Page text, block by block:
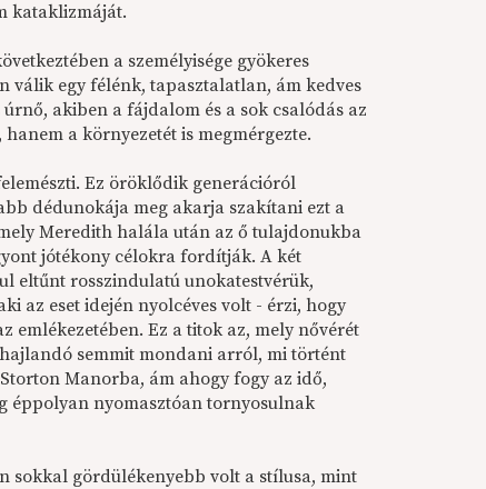
kataklizmáját.
a személyisége gyökeres
válik egy félénk, tapasztalatlan, ám kedves
akiben a fájdalom és a sok csalódás az
a környezetét is megmérgezte.
Ez öröklődik generációról
dédunokája meg akarja szakítani ezt a
Meredith halála után az ő tulajdonukba
jótékony célokra fordítják. A két
eltűnt rosszindulatú unokatestvérük,
az eset idején nyolcéves volt - érzi, hogy
Ez a titok az, mely nővérét
semmit mondani arról, mi történt
Manorba, ám ahogy fogy az idő,
éppolyan nyomasztóan tornyosulnak
sokkal gördülékenyebb volt a stílusa, mint